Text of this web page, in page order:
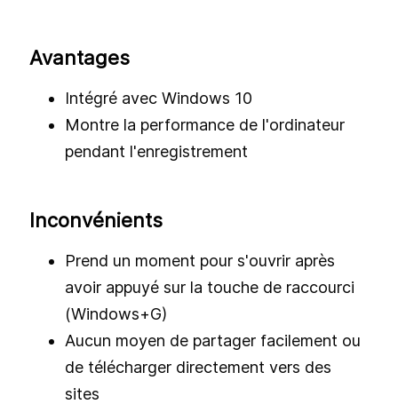
Avantages
Intégré avec Windows 10
Montre la performance de l'ordinateur
pendant l'enregistrement
Inconvénients
Prend un moment pour s'ouvrir après
avoir appuyé sur la touche de raccourci
(Windows+G)
Aucun moyen de partager facilement ou
de télécharger directement vers des
sites